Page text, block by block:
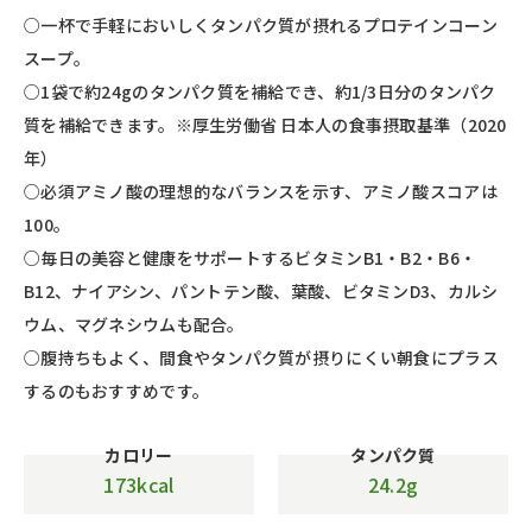
○一杯で手軽においしくタンパク質が摂れるプロテインコーン
スープ。
○1袋で約24gのタンパク質を補給でき、約1/3日分のタンパク
質を補給できます。※厚生労働省 日本人の食事摂取基準（2020
年）
○必須アミノ酸の理想的なバランスを示す、アミノ酸スコアは
100。
○毎日の美容と健康をサポートするビタミンB1・B2・B6・
B12、ナイアシン、パントテン酸、葉酸、ビタミンD3、カルシ
ウム、マグネシウムも配合。
○腹持ちもよく、間食やタンパク質が摂りにくい朝食にプラス
するのもおすすめです。
カロリー
173kcal
タンパク質
24.2g